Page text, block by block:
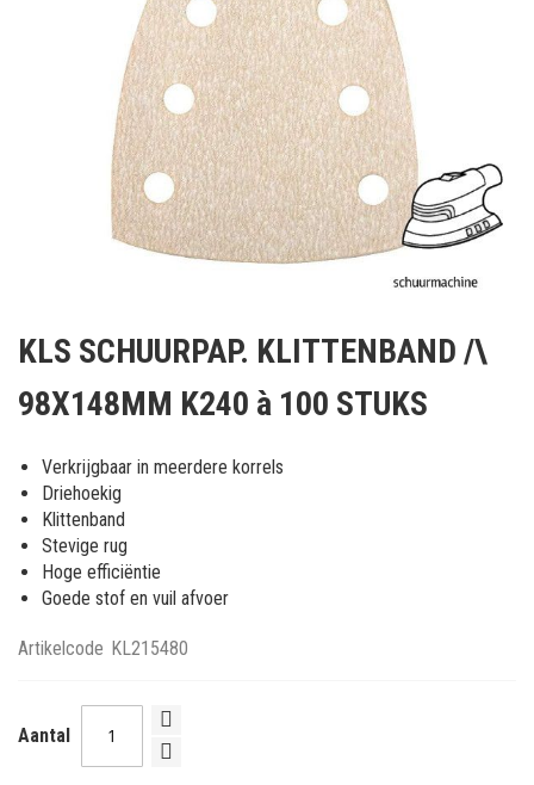
het
van
afbeeldingen-
gallerij
KLS SCHUURPAP. KLITTENBAND /\
98X148MM K240 à 100 STUKS
Verkrijgbaar in meerdere korrels
Driehoekig
Klittenband
Stevige rug
Hoge efficiëntie
Goede stof en vuil afvoer
Artikelcode KL215480
Aantal